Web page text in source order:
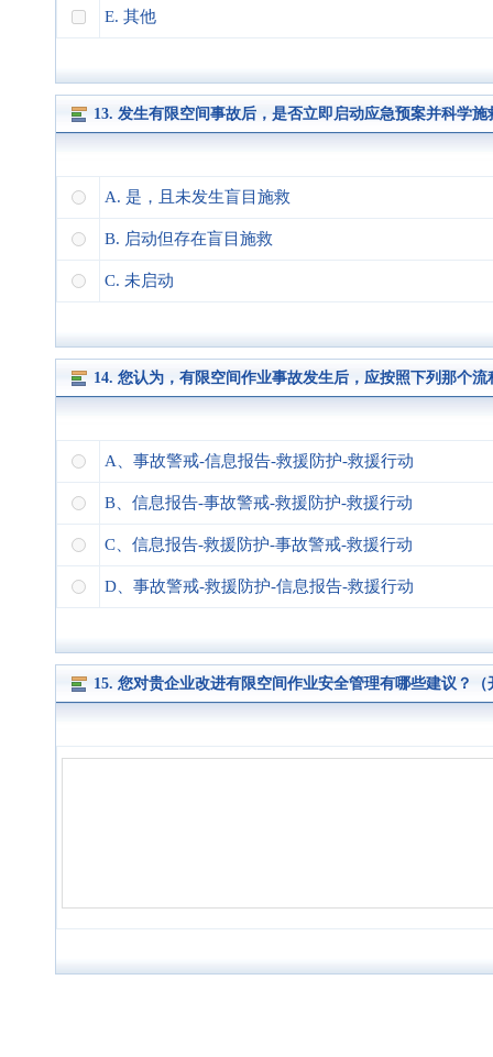
E. 其他
13. 发生有限空间事故后，是否立即启动应急预案并科学施
A. 是，且未发生盲目施救
B. 启动但存在盲目施救
C. 未启动
14. 您认为，有限空间作业事故发生后，应按照下列那个
A、事故警戒-信息报告-救援防护-救援行动
B、信息报告-事故警戒-救援防护-救援行动
C、信息报告-救援防护-事故警戒-救援行动
D、事故警戒-救援防护-信息报告-救援行动
15. 您对贵企业改进有限空间作业安全管理有哪些建议？（